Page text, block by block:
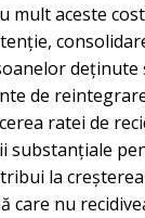
mult aceste
deținute
de
ratei de
substanțiale
la
care nu